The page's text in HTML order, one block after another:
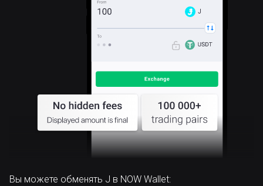
J
Вы можете обменять J в NOW Wallet: